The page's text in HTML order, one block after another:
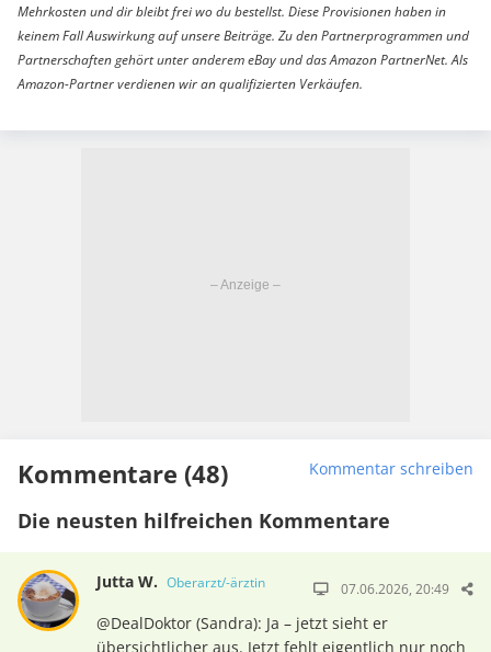
Mehrkosten und dir bleibt frei wo du bestellst. Diese Provisionen haben in
keinem Fall Auswirkung auf unsere Beiträge. Zu den Partnerprogrammen und
Partnerschaften gehört unter anderem eBay und das Amazon PartnerNet. Als
Amazon-Partner verdienen wir an qualifizierten Verkäufen.
Kommentare (48) Kommentar schreiben
Die neusten hilfreichen Kommentare
Jutta W. Oberarzt/-ärztin 07.06.2026, 20:49
@DealDoktor (Sandra): Ja – jetzt sieht er
übersichtlicher aus. Jetzt fehlt eigentlich nur noch